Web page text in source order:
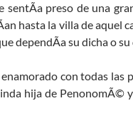
sentÃ­a preso de una
hasta la villa de aquel
dependÃ­a su dicha o su
con todas las
hija de PenonomÃ© y